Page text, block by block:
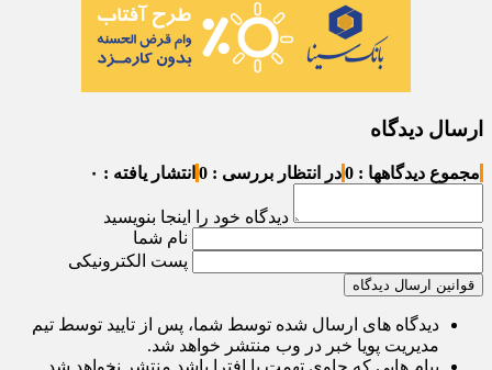
ارسال دیدگاه
مجموع دیدگاهها : 0 در انتظار بررسی : 0 انتشار یافته : ۰
دیدگاه خود را اینجا بنویسید
نام شما
پست الکترونیکی
قوانین ارسال دیدگاه
دیدگاه های ارسال شده توسط شما، پس از تایید توسط تیم
مدیریت پویا خبر در وب منتشر خواهد شد.
پیام هایی که حاوی تهمت یا افترا باشد منتشر نخواهد شد.